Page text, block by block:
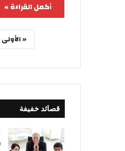
أكمل القراءة »
« الأولى
قصائد خفيفة